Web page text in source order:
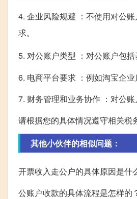
4. 企业风险规避 ：不使用对公
求。
5. 对公账户类型 ：对公账户包括
6. 电商平台要求 ：例如淘宝企
7. 财务管理和业务协作 ：对公
请根据您的具体情况遵守相关税
其他小伙伴的相似问题：
开票收入走公户的具体原因是什
公账户收款的具体流程是怎样的